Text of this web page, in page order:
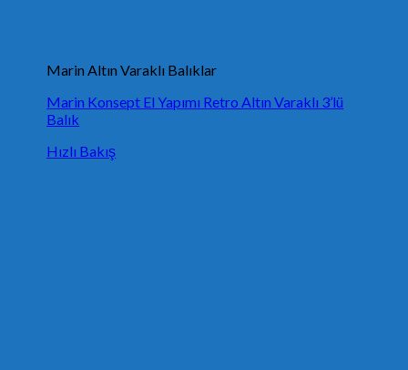
Marin Altın Varaklı Balıklar
Marin Konsept El Yapımı Retro Altın Varaklı 3’lü
Balık
Hızlı Bakış